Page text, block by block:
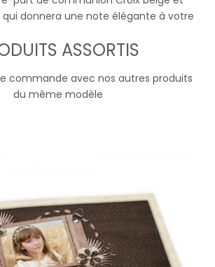
donnera une note élégante à votre
ASSORTIS
commande avec nos autres produits
du même modèle